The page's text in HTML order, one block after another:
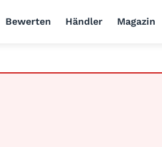
Bewerten Händler Magazin